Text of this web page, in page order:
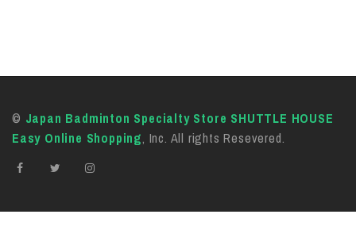
© Japan Badminton Specialty Store SHUTTLE HOUSE
Easy Online Shopping, Inc. All rights Resevered.